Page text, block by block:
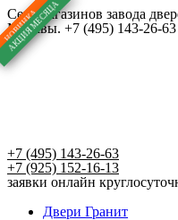
Перейти
к
содержимому
Сеть магазинов завода
Москвы. +7 (495) 143-26-63
+7 (495) 143-26-63
+7 (925) 152-16-13
заявки онлайн
Двери Гранит